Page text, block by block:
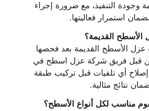
وجودة التنفيذ، مع ضرورة إجراء
استمرار فعاليتها.
عزل الأسطح القديمة بعد فحصها
من قبل فريق شركة عزل اسطح في
أي تلفيات قبل تركيب طبقة
نتائج مثالية.